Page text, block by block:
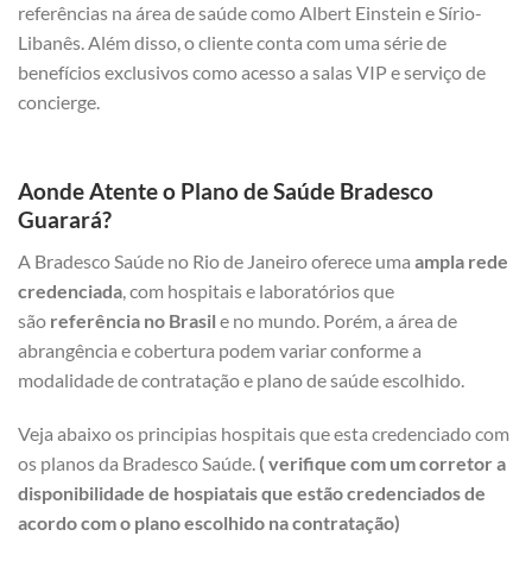
referências na área de saúde como Albert Einstein e Sírio-
Libanês. Além disso, o cliente conta com uma série de
benefícios exclusivos como acesso a salas VIP e serviço de
concierge.
Aonde Atente o Plano de Saúde Bradesco
Guarará?
A Bradesco Saúde no Rio de Janeiro oferece uma ampla rede
credenciada , com hospitais e laboratórios que
são referência no Brasil e no mundo. Porém, a área de
abrangência e cobertura podem variar conforme a
modalidade de contratação e plano de saúde escolhido.
Veja abaixo os principias hospitais que esta credenciado com
os planos da Bradesco Saúde. ( verifique com um corretor a
disponibilidade de hospiatais que estão credenciados de
acordo com o plano escolhido na contratação)